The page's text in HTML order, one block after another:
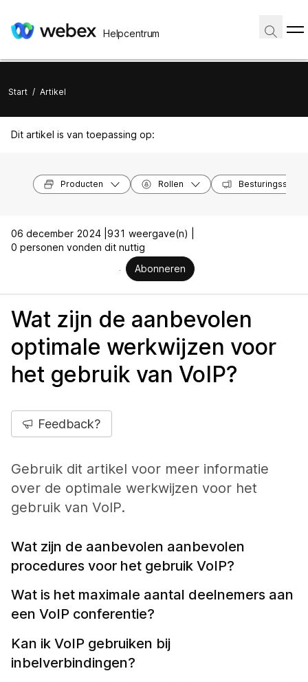
Helpcentrum
Start / Artikel
Dit artikel is van toepassing op:
Producten Rollen
06 december 2024 | 931 weergave(n) |
0 personen vonden dit nuttig
Abonneren
Wat zijn de aanbevolen
optimale werkwijzen voor
het gebruik van VoIP?
Feedback?
Gebruik dit artikel voor meer informatie
over de optimale werkwijzen voor het
gebruik van VoIP.
Wat zijn de aanbevolen aanbevolen
procedures voor het gebruik VoIP?
Wat is het maximale aantal deelnemers aan
een VoIP conferentie?
Kan ik VoIP gebruiken bij
inbelverbindingen?